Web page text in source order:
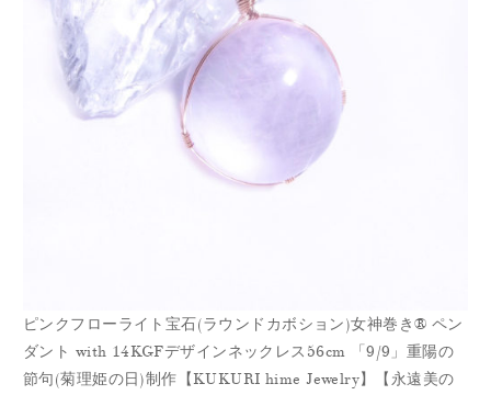
ピンクフローライト宝石(ラウンドカボション)女神巻き®︎ ペン
ダント with 14KGFデザインネックレス56cm 「9/9」重陽の
節句(菊理姫の日)制作【KUKURI hime Jewelry】【永遠美の